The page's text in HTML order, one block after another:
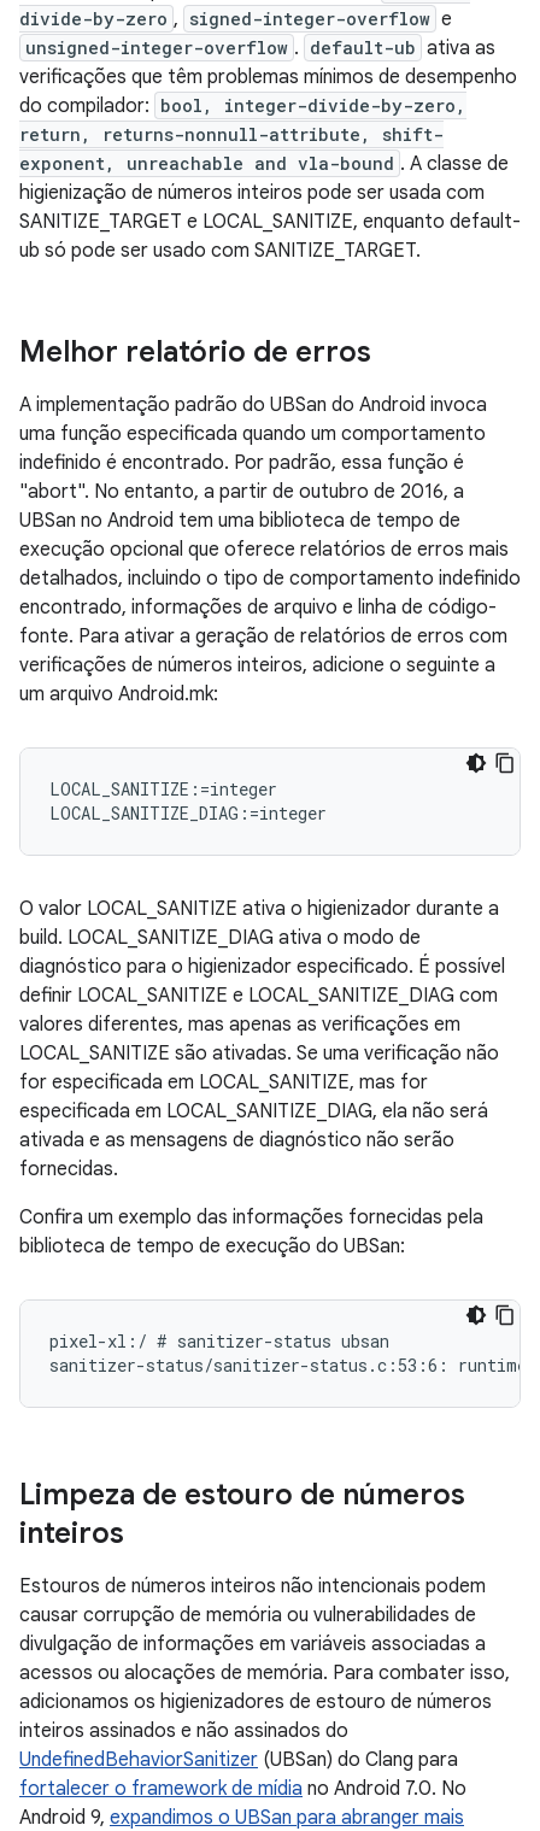
divide-by-zero , signed-integer-overflow e
unsigned-integer-overflow . default-ub ativa as
verificações que têm problemas mínimos de desempenho
do compilador: bool, integer-divide-by-zero,
return, returns-nonnull-attribute, shift-
exponent, unreachable and vla-bound . A classe de
higienização de números inteiros pode ser usada com
SANITIZE_TARGET e LOCAL_SANITIZE, enquanto default-
ub só pode ser usado com SANITIZE_TARGET.
Melhor relatório de erros
A implementação padrão do UBSan do Android invoca
uma função especificada quando um comportamento
indefinido é encontrado. Por padrão, essa função é
"abort". No entanto, a partir de outubro de 2016, a
UBSan no Android tem uma biblioteca de tempo de
execução opcional que oferece relatórios de erros mais
detalhados, incluindo o tipo de comportamento indefinido
encontrado, informações de arquivo e linha de código-
fonte. Para ativar a geração de relatórios de erros com
verificações de números inteiros, adicione o seguinte a
um arquivo Android.mk:
LOCAL_SANITIZE:=integer
O valor LOCAL_SANITIZE ativa o higienizador durante a
build. LOCAL_SANITIZE_DIAG ativa o modo de
diagnóstico para o higienizador especificado. É possível
definir LOCAL_SANITIZE e LOCAL_SANITIZE_DIAG com
valores diferentes, mas apenas as verificações em
LOCAL_SANITIZE são ativadas. Se uma verificação não
for especificada em LOCAL_SANITIZE, mas for
especificada em LOCAL_SANITIZE_DIAG, ela não será
ativada e as mensagens de diagnóstico não serão
fornecidas.
Confira um exemplo das informações fornecidas pela
biblioteca de tempo de execução do UBSan:
pixel-xl:/ # sanitizer-status ubsan
Limpeza de estouro de números
inteiros
Estouros de números inteiros não intencionais podem
causar corrupção de memória ou vulnerabilidades de
divulgação de informações em variáveis associadas a
acessos ou alocações de memória. Para combater isso,
adicionamos os higienizadores de estouro de números
inteiros assinados e não assinados do
UndefinedBehaviorSanitizer (UBSan) do Clang para
fortalecer o framework de mídia no Android 7.0. No
Android 9, expandimos o UBSan para abranger mais